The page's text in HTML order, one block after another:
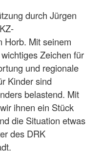
durch Jürgen
Horb. Mit seinem
Zeichen für
und regionale
Kinder sind
belastend. Mit
ihnen ein Stück
die Situation etwas
des DRK